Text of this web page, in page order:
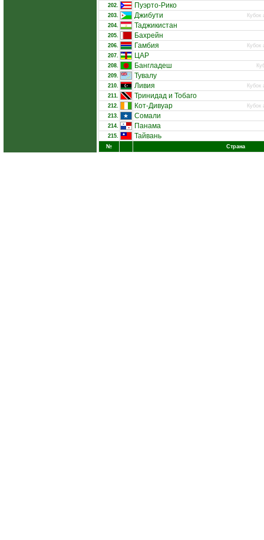
202.
Пуэрто-Рико
203. Джибути
Кубок
204.
Таджикистан
205. Бахрейн
206. Гамбия
Кубок
207.
ЦАР
208. Бангладеш
209.
Тувалу
210. Ливия
Кубок
211.
Тринидад и Тобаго
212. Кот-Дивуар
Кубок
213.
Сомали
214. Панама
215. Тайвань
№ Страна